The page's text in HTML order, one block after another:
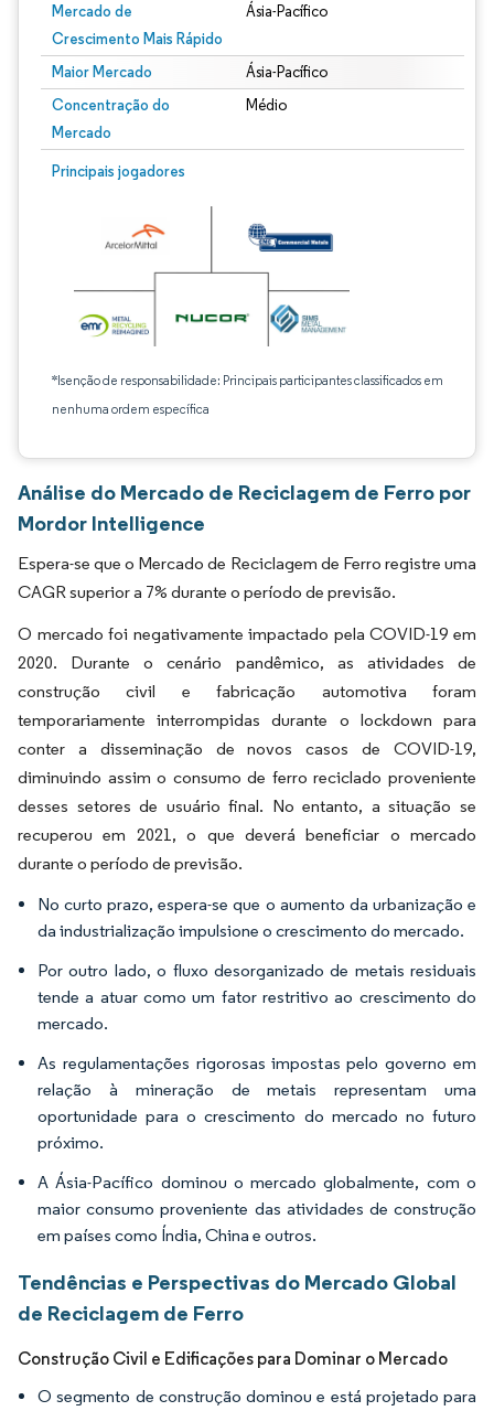
Mercado de
Crescimento Mais Rápido
Ásia-Pacífico
Maior Mercado Ásia-Pacífico
Concentração do
Mercado
Médio
Principais jogadores
*Isenção de responsabilidade: Principais participantes classificados em
nenhuma ordem específica
Análise do Mercado de Reciclagem de Ferro por
Mordor Intelligence
Espera-se que o Mercado de Reciclagem de Ferro registre uma
CAGR superior a 7% durante o período de previsão.
O mercado foi negativamente impactado pela COVID-19 em
2020. Durante o cenário pandêmico, as atividades de
construção civil e fabricação automotiva foram
temporariamente interrompidas durante o lockdown para
conter a disseminação de novos casos de COVID-19,
diminuindo assim o consumo de ferro reciclado proveniente
desses setores de usuário final. No entanto, a situação se
recuperou em 2021, o que deverá beneficiar o mercado
durante o período de previsão.
No curto prazo, espera-se que o aumento da urbanização e
da industrialização impulsione o crescimento do mercado.
Por outro lado, o fluxo desorganizado de metais residuais
tende a atuar como um fator restritivo ao crescimento do
mercado.
As regulamentações rigorosas impostas pelo governo em
relação à mineração de metais representam uma
oportunidade para o crescimento do mercado no futuro
próximo.
A Ásia-Pacífico dominou o mercado globalmente, com o
maior consumo proveniente das atividades de construção
em países como Índia, China e outros.
Tendências e Perspectivas do Mercado Global
de Reciclagem de Ferro
Construção Civil e Edificações para Dominar o Mercado
O segmento de construção dominou e está projetado para